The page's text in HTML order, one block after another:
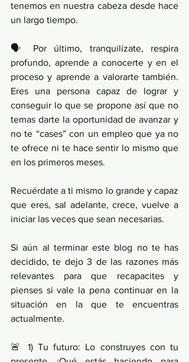
tenemos en nuestra cabeza desde hace
un largo tiempo.
🗣 Por último, tranquilízate, respira
profundo, aprende a conocerte y en el
proceso y aprende a valorarte también.
Eres una persona capaz de lograr y
conseguir lo que se propone así que no
temas darte la oportunidad de avanzar y
no te “cases” con un empleo que ya no
te ofrece ni te hace sentir lo mismo que
en los primeros meses.
Recuérdate a ti mismo lo grande y capaz
que eres, sal adelante, crece, vuelve a
iniciar las veces que sean necesarias.
Si aún al terminar este blog no te has
decidido, te dejo 3 de las razones más
relevantes para que recapacites y
pienses si vale la pena continuar en la
situación en la que te encuentras
actualmente.
🚨 1) Tu futuro: Lo construyes con tu